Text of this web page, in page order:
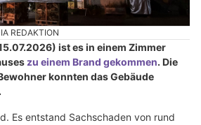
REDAKTION
ist es in einem Zimmer
zu einem Brand gekommen. Die
konnten das Gebäude
Es entstand Sachschaden von rund